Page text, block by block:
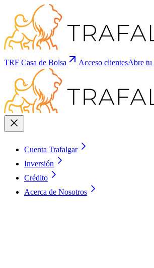
TRF Casa de Bolsa Acceso clientesAbre tu
Cuenta Trafalgar
Inversión
Crédito
Acerca de Nosotros